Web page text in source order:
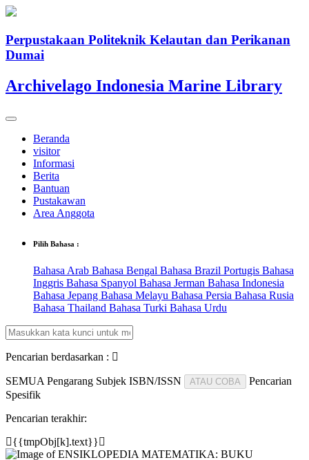
Perpustakaan Politeknik Kelautan dan Perikanan
Dumai
Archivelago Indonesia Marine Library
Beranda
visitor
Informasi
Berita
Bantuan
Pustakawan
Area Anggota
Pilih Bahasa :
Bahasa Arab Bahasa Bengal Bahasa Brazil Portugis Bahasa
Inggris Bahasa Spanyol Bahasa Jerman Bahasa Indonesia
Bahasa Jepang Bahasa Melayu Bahasa Persia Bahasa Rusia
Bahasa Thailand Bahasa Turki Bahasa Urdu
Pencarian berdasarkan :
SEMUA Pengarang Subjek ISBN/ISSN ATAU COBA
Pencarian
Spesifik
Pencarian terakhir:
{{tmpObj[k].text}}